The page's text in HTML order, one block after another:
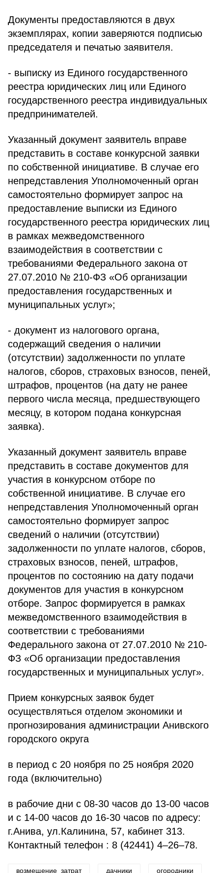
Документы предоставляются в двух
экземплярах, копии заверяются подписью
председателя и печатью заявителя.
- выписку из Единого государственного
реестра юридических лиц или Единого
государственного реестра индивидуальных
предпринимателей.
Указанный документ заявитель вправе
представить в составе конкурсной заявки
по собственной инициативе. В случае его
непредставления Уполномоченный орган
самостоятельно формирует запрос на
предоставление выписки из Единого
государственного реестра юридических лиц
в рамках межведомственного
взаимодействия в соответствии с
требованиями Федерального закона от
27.07.2010 № 210-ФЗ «Об организации
предоставления государственных и
муниципальных услуг»;
- документ из налогового органа,
содержащий сведения о наличии
(отсутствии) задолженности по уплате
налогов, сборов, страховых взносов, пеней,
штрафов, процентов (на дату не ранее
первого числа месяца, предшествующего
месяцу, в котором подана конкурсная
заявка).
Указанный документ заявитель вправе
представить в составе документов для
участия в конкурсном отборе по
собственной инициативе. В случае его
непредставления Уполномоченный орган
самостоятельно формирует запрос
сведений о наличии (отсутствии)
задолженности по уплате налогов, сборов,
страховых взносов, пеней, штрафов,
процентов по состоянию на дату подачи
документов для участия в конкурсном
отборе. Запрос формируется в рамках
межведомственного взаимодействия в
соответствии с требованиями
Федерального закона от 27.07.2010 № 210-
ФЗ «Об организации предоставления
государственных и муниципальных услуг».
Прием конкурсных заявок будет
осуществляться отделом экономики и
прогнозирования администрации Анивского
городского округа
в период с 20 ноября по 25 ноября 2020
года (включительно)
в рабочие дни с 08-30 часов до 13-00 часов
и с 14-00 часов до 16-30 часов по адресу:
г.Анива, ул.Калинина, 57, кабинет 313.
Контактный телефон : 8 (42441) 4–26–78.
возмещение_затрат дачники огородники